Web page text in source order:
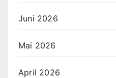
Juni 2026
Mai 2026
April 2026